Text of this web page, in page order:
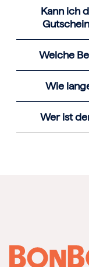
Kann ich
Welche
Wie
Wer ist